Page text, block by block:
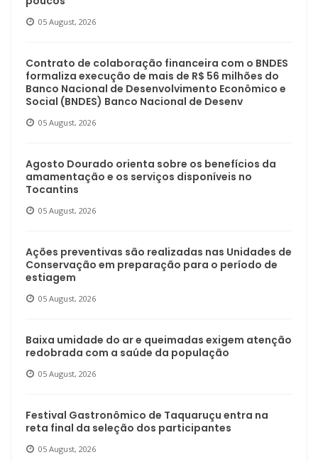
05 August, 2026
Contrato de colaboração financeira com o BNDES
formaliza execução de mais de R$ 56 milhões do
Banco Nacional de Desenvolvimento Econômico e
Social (BNDES) Banco Nacional de Desenv
05 August, 2026
Agosto Dourado orienta sobre os benefícios da
amamentação e os serviços disponíveis no
Tocantins
05 August, 2026
Ações preventivas são realizadas nas Unidades de
Conservação em preparação para o período de
estiagem
05 August, 2026
Baixa umidade do ar e queimadas exigem atenção
redobrada com a saúde da população
05 August, 2026
Festival Gastronômico de Taquaruçu entra na
reta final da seleção dos participantes
05 August, 2026